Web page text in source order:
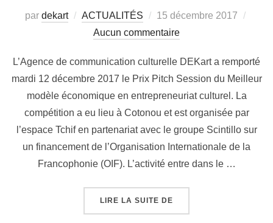
par dekart ACTUALITÉS
15 décembre 2017
Aucun commentaire
L’Agence de communication culturelle DEKart a remporté
mardi 12 décembre 2017 le Prix Pitch Session du Meilleur
modèle économique en entrepreneuriat culturel. La
compétition a eu lieu à Cotonou et est organisée par
l’espace Tchif en partenariat avec le groupe Scintillo sur
un financement de l’Organisation Internationale de la
Francophonie (OIF). L’activité entre dans le …
LIRE LA SUITE DE